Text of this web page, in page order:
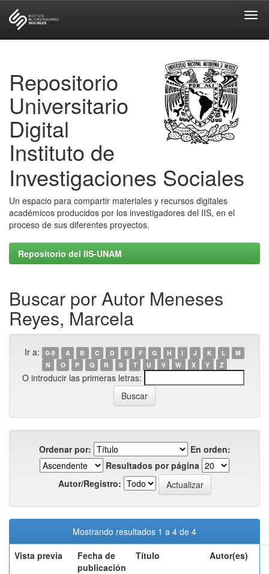
Repositorio
Universitario
Digital
Instituto de
Investigaciones Sociales
Un espacio para compartir materiales y recursos digitales
académicos producidos por los investigadores del IIS, en el
proceso de sus diferentes proyectos.
Repositorio del IIS-UNAM
Buscar por Autor Meneses
Reyes, Marcela
Ir a: 0-9 A B C D E F G H I J K L
M
N
O P Q R S T U V W X Y Z
O introducir las primeras letras:
Ordenar por:
En orden:
Resultados por página
Autor/Registro:
Mostrando resultados 1 a 4 de 4
Vista previa
Fecha de
publicación
Título Autor(es)